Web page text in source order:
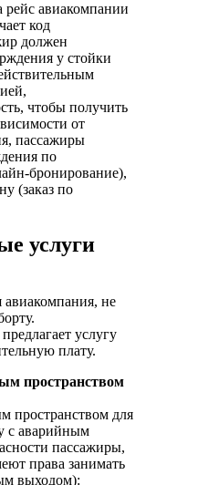
рейс авиакомпании
код
должен
у стойки
чтобы получить
от
пассажиры
по
бронирование),
(заказ по
услуги
не
услугу
плату.
пространством
пространством для
с аварийным
пассажиры,
права занимать
выходом):